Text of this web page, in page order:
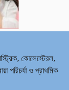
কোলেস্টেরল,
পরিচর্যা ও প্রাথমিক